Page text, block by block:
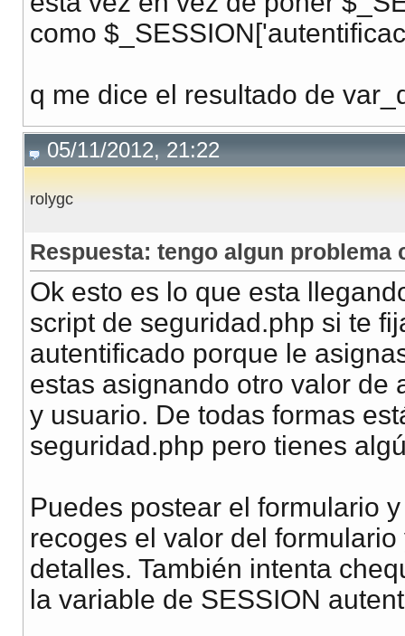
como
q me dice el resultado de
05/11/2012, 21:22
rolygc
Respuesta: tengo algun problema
Ok esto es lo que esta
script de seguridad.php si te
autentificado porque le
estas asignando otro valor de
y usuario. De todas formas
seguridad.php pero tienes
Puedes postear el formulario
recoges el valor del
detalles. También intenta
la variable de SESSION